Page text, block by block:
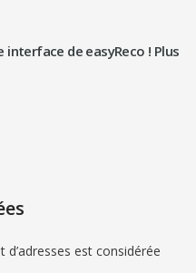
interface de easyReco ! Plus
est considérée